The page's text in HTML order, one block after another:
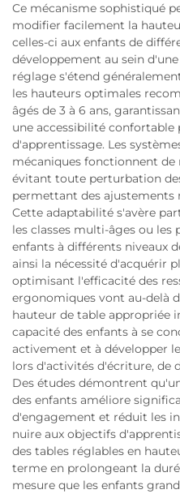
Ce mécanisme sophistiqué
modifier facilement la
celles-ci aux enfants de
développement au sein
réglage s'étend
les hauteurs optimales
âgés de 3 à 6 ans,
une accessibilité confortable
d'apprentissage. Les
mécaniques fonctionnent de
évitant toute perturbation
permettant des ajustements
Cette adaptabilité s'avère
les classes multi-âges ou
enfants à différents niveaux
ainsi la nécessité d'acquérir
optimisant l'efficacité des
ergonomiques vont au-delà
hauteur de table appropriée
capacité des enfants à se
activement et à développer
lors d'activités d'écriture, de
Des études démontrent
des enfants améliore
d'engagement et réduit les
nuire aux objectifs
des tables réglables en
terme en prolongeant la
mesure que les enfants